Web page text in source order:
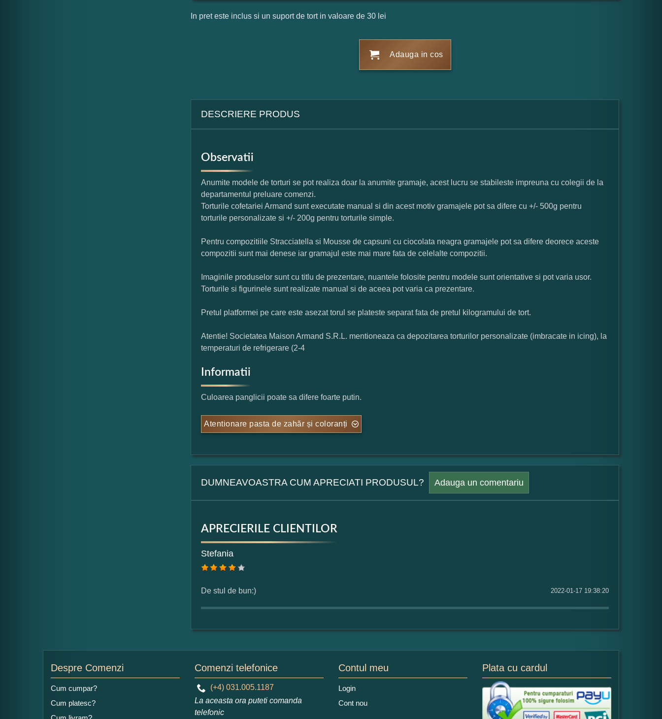
In pret este inclus si un suport de tort in valoare de 30 lei
Adauga in cos
DESCRIERE PRODUS
Observatii
Anumite modele de torturi se pot realiza doar la anumite gramaje, acest lucru se stabileste impreuna cu colegii de la
departamentul preluare comenzi.
Torturile cofetariei Armand sunt executate manual si din acest motiv gramajele pot sa difere cu +/- 500g pentru
torturile personalizate si +/- 200g pentru torturile simple.
Pentru compozitiile Stracciatella si Mousse de capsuni cu ciocolata neagra gramajele pot sa difere deorece aceste
compozitii sunt mai denese iar gramajul este mai mare fata de celelalte compozitii.
Imaginile produselor sunt cu titlu de prezentare, nuantele folosite pentru modele sunt orientative si pot varia usor.
Torturile si figurinele sunt realizate manual si de aceea pot varia ca prezentare.
Pretul platformei pe care este asezat torul se plateste separat fata de pretul kilogramului de tort.
Atentie! Societatea Maison Armand S.R.L. mentioneaza ca depozitarea torturilor personalizate (imbracate in icing), la
temperaturi de refrigerare (2-4
Informatii
Culoarea panglicii poate sa difere foarte putin.
Atentionare pasta de zahăr și coloranți
DUMNEAVOASTRA CUM APRECIATI PRODUSUL? Adauga un comentariu
Numele dumneavoastra:
Adaugati o parere despre acest produs:
Ce nota acordati acestui produs?
1 2 3 4
APRECIERILE CLIENTILOR
Stefania
De stul de bun:) 2022-01-17 19:38:20
Despre Comenzi
Cum cumpar?
Cum platesc?
Comenzi telefonice
(+4) 031.005.1187
La aceasta ora puteti comanda
telefonic
Contul meu
Login
Cont nou
Plata cu cardul